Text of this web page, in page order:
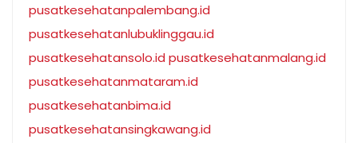
pusatkesehatanpalembang.id
pusatkesehatanlubuklinggau.id
pusatkesehatansolo.id pusatkesehatanmalang.id
pusatkesehatanmataram.id
pusatkesehatanbima.id
pusatkesehatansingkawang.id